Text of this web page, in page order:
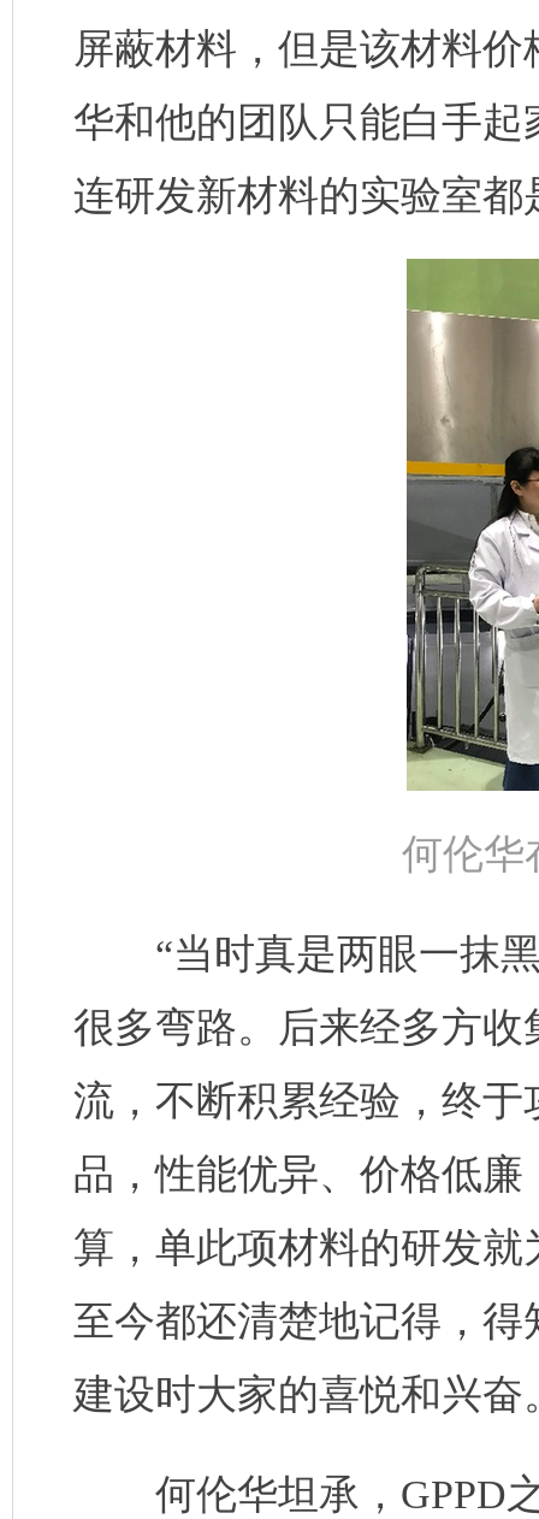
屏蔽材料，但是该材料
华和他的团队只能白手
连研发新材料的实验室都
何伦华
“当时真是两眼一抹黑
很多弯路。后来经多方
流，不断积累经验，终
品，性能优异、价格低
算，单此项材料的研发
至今都还清楚地记得，
建设时大家的喜悦和兴奋
何伦华坦承，GPPD之